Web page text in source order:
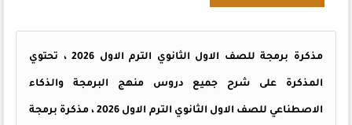
مذكرة برمجة للصف الاول الثانوي الترم الاول 2026 ، تحتوي
المذكرة على شرح جميع دروس منهج البرمجة والذكاء
الاصطناعي للصف الاول الثانوي الترم الاول 2026 ، مذكرة برمجة